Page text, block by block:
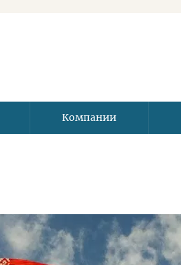
Компании